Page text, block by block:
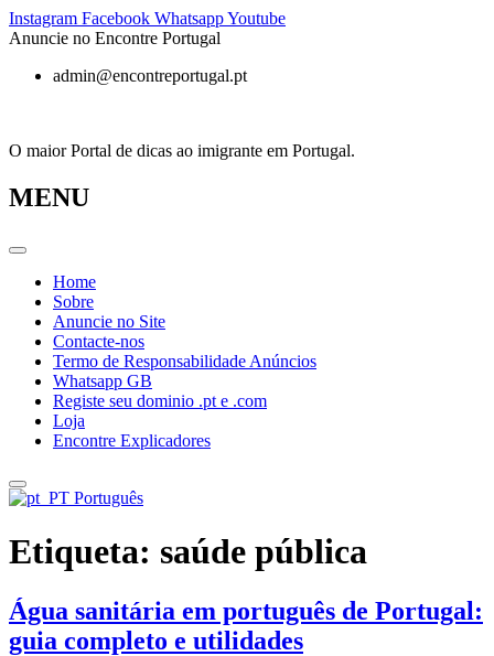
Pular
para
conteúdo
Instagram Facebook WhatsappYoutube
Anuncie no Encontre Portugal
admin@encontreportugal.pt
O maior Portal de dicas ao imigrante em Portugal.
MENU
Home
Sobre
Anuncie no Site
Contacte-nos
Termo de Responsabilidade Anúncios
Whatsapp GB
Registe seu dominio .pt e .com
Loja
Encontre Explicadores
Português
Etiqueta: saúde pública
Água sanitária em português de Portugal:
guia completo e utilidades